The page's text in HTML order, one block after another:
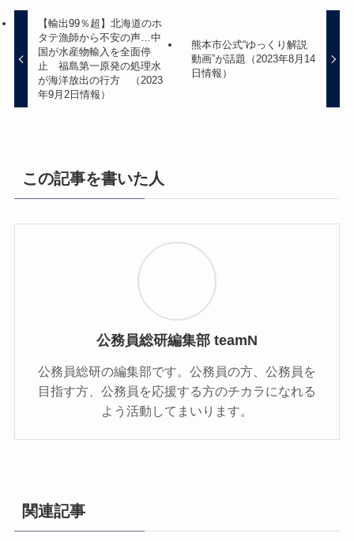
【輸出99％超】北海道のホ
タテ漁師から不安の声…中
国が水産物輸入を全面停
止 福島第一原発の処理水
が海洋放出の行方 （2023
年9月2日情報）
熊本市公式“ゆっくり解説
動画”が話題（2023年8月14
日情報）
この記事を書いた人
公務員総研編集部 teamN
公務員総研の編集部です。公務員の方、公務員を
目指す方、公務員を応援する方のチカラになれる
よう活動してまいります。
関連記事